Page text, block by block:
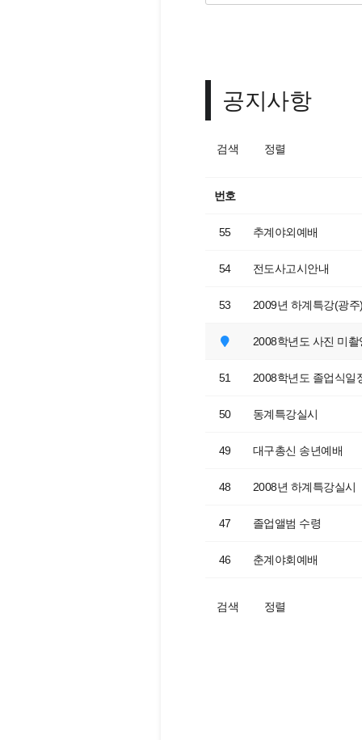
공지사항
검색 정렬
번호
55 추계야외예배
54 전도사고시안내
53 2009년 하계특강(광주
2008학년도 사진 미
51 2008학년도 졸업식일
50 동계특강실시
49 대구총신 송년예배
48 2008년 하계특강실시
47 졸업앨범 수령
46 춘계야회예배
검색 정렬